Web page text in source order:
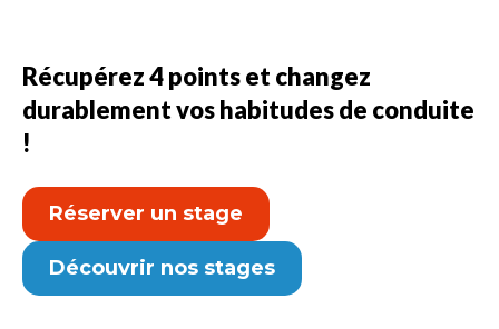
Récupérez 4 points et changez
durablement vos habitudes de conduite
!
Réserver un stage
Découvrir nos stages